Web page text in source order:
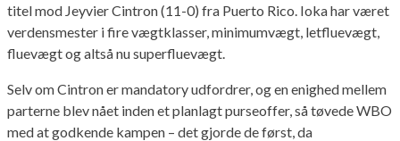
titel mod Jeyvier Cintron (11-0) fra Puerto Rico. Ioka har været
verdensmester i fire vægtklasser, minimumvægt, letfluevægt,
fluevægt og altså nu superfluevægt.
Selv om Cintron er mandatory udfordrer, og en enighed mellem
parterne blev nået inden et planlagt purseoffer, så tøvede WBO
med at godkende kampen – det gjorde de først, da